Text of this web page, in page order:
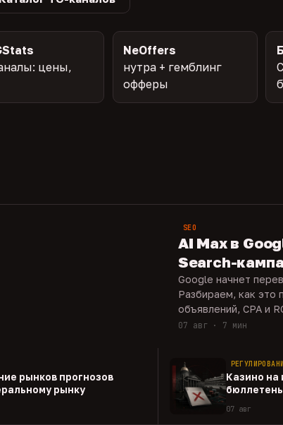
цены,
NeOffers
нутра + гемблинг
офферы
SEO
AI Max в
Search-
Google начнет
Разбираем, как это
объявлений, CPA и
07 авг · 7 мин
рынков прогнозов
рынку
Казино на
07 авг